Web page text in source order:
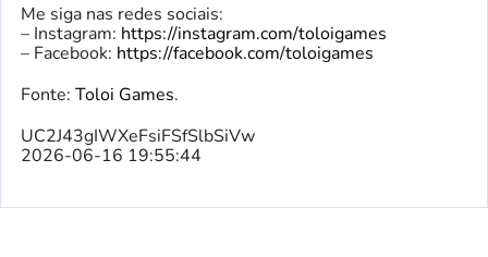
Me siga nas redes sociais:
– Instagram: https://instagram.com/toloigames
– Facebook: https://facebook.com/toloigames
Fonte: Toloi Games.
UC2J43gIWXeFsiFSfSlbSiVw
2026-06-16 19:55:44